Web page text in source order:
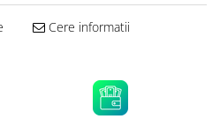
Cere informatii